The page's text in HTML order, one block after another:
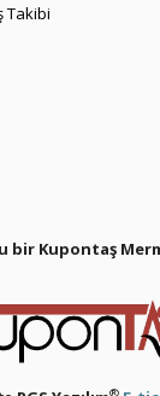
Takibi
bir Kupontaş